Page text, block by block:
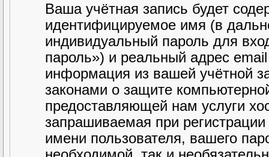
Ваша учётная запись будет
идентифицируемое имя (в
индивидуальный пароль для
пароль») и реальный адрес
информация из вашей учётной
законами о защите
предоставляющей нам услуги
запрашиваемая при
имени пользователя, вашего